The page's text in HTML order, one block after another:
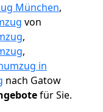
München,
von
,
,
in
nach Gatow
für Sie.